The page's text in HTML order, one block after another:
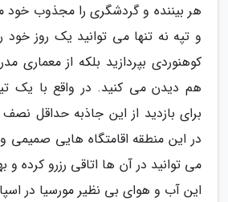
هر بیننده و گردشگری را مجذوب خود
و تپه نه تنها می توانید یک روز
کوهنوردی بپردازید بلکه از معماری
هم دیدن می کنید. در واقع با یک
برای بازدید از این جاذبه حداقل نصف
در این منطقه اقامتگاه هایی صمیمی و
می توانید در آن ها اتاقی رزرو کرده
این آب و هوای بی نظیر مورسیا در